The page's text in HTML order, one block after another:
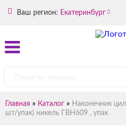
Ваш регион: Екатеринбург
Главная » Каталог » Наконечник
шт/упак) никель ГВН609 , упак